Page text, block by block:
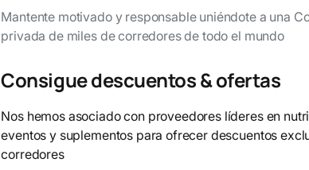
Mantente motivado y responsable uniéndote a una
privada de miles de corredores de todo el mundo
Consigue descuentos & ofertas
Nos hemos asociado con proveedores líderes en
eventos y suplementos para ofrecer descuentos
corredores